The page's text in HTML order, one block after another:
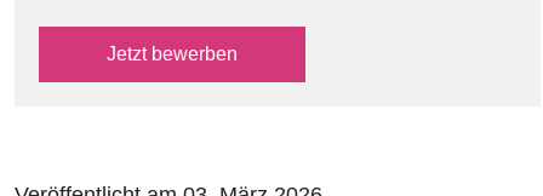
Jetzt über das externe Bewerbungsformular
bewerben